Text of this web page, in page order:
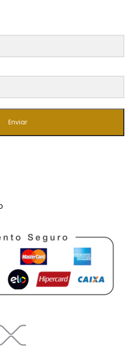
Enviar